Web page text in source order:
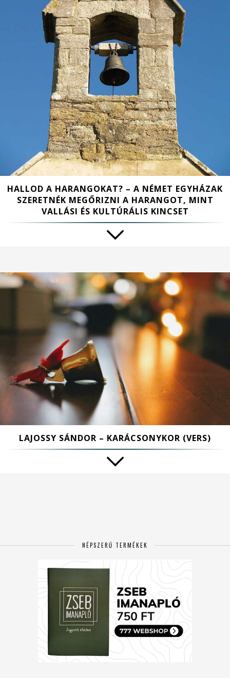
HALLOD A HARANGOKAT? – A NÉMET EGYHÁZAK
SZERETNÉK MEGŐRIZNI A HARANGOT, MINT
VALLÁSI ÉS KULTÚRÁLIS KINCSET
LAJOSSY SÁNDOR – KARÁCSONYKOR (VERS)
NÉPSZERŰ TERMÉKEK